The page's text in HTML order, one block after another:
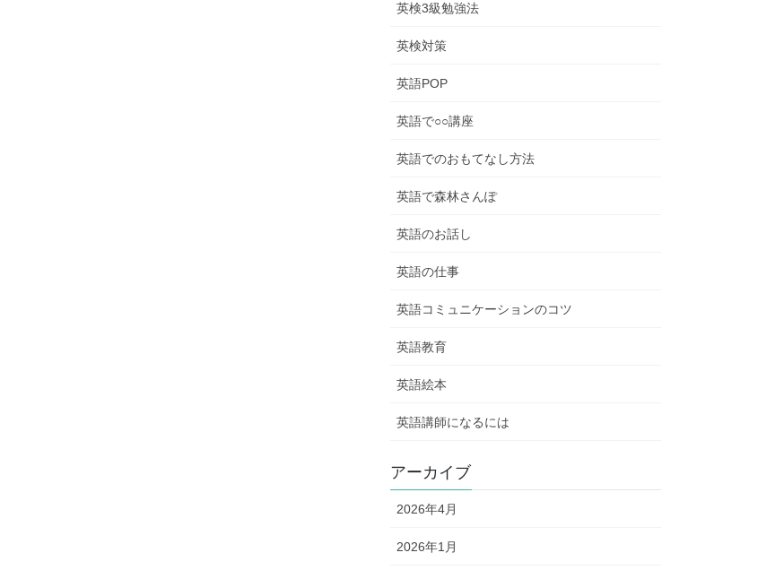
英検3級勉強法
英検対策
英語POP
英語で○○講座
英語でのおもてなし方法
英語で森林さんぽ
英語のお話し
英語の仕事
英語コミュニケーションのコツ
英語教育
英語絵本
英語講師になるには
アーカイブ
2026年4月
2026年1月